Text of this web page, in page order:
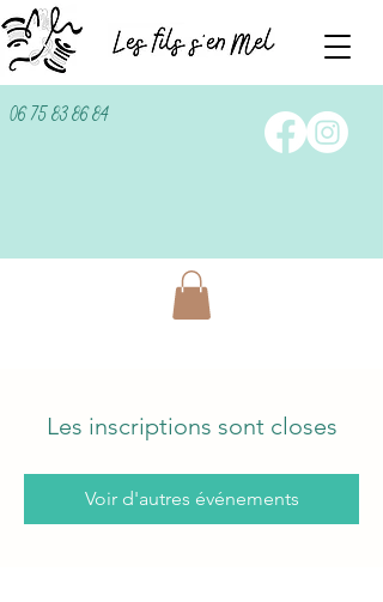
06 75 83 86 84
Les inscriptions sont closes
Voir d'autres événements